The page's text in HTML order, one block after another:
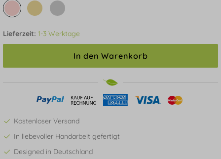
Lieferzeit: 1-3 Werktage
In den Warenkorb
Kostenloser Versand
In liebevoller Handarbeit gefertigt
Designed in Deutschland